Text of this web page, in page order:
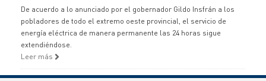
De acuerdo a lo anunciado por el gobernador Gildo Insfrán a los
pobladores de todo el extremo oeste provincial, el servicio de
energía eléctrica de manera permanente las 24 horas sigue
extendiéndose.
Leer más